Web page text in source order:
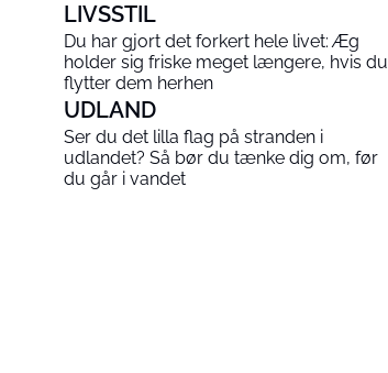
LIVSSTIL
Du har gjort det forkert hele livet: Æg
holder sig friske meget længere, hvis du
flytter dem herhen
UDLAND
Ser du det lilla flag på stranden i
udlandet? Så bør du tænke dig om, før
du går i vandet